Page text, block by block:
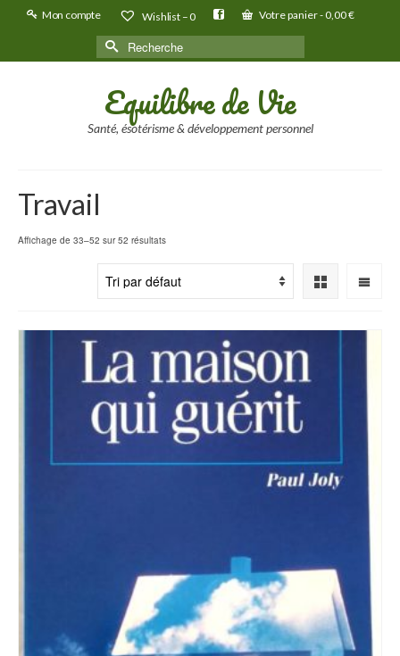
Mon compte Wishlist –0 Votre panier-0,00€
Rechercher :
Equilibre de Vie
Santé, ésotérisme & développement personnel
Travail
Affichage de 33–52 sur 52 résultats